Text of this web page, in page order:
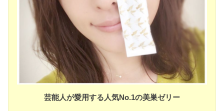
芸能人が愛用する人気No.1の美巣ゼリー